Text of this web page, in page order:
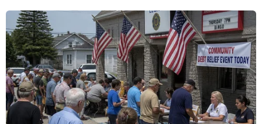
23/04/2024 01:18
IMF dự báo năm 2029, GDP của Việt Nam theo
sức mua tương đương (PPP) đạt gần 2.343 tỷ USD,
vượt qua Australia và Ba Lan, xếp thứ 20 trên thế
giới.